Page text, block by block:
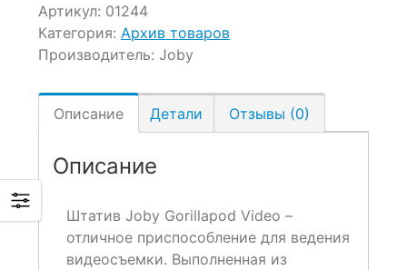
Артикул: 01244
Категория: Архив товаров
Производитель: Joby
Описание Детали Отзывы (0)
Описание
Штатив Joby Gorillapod Video –
отличное приспособление для ведения
видеосъемки. Выполненная из